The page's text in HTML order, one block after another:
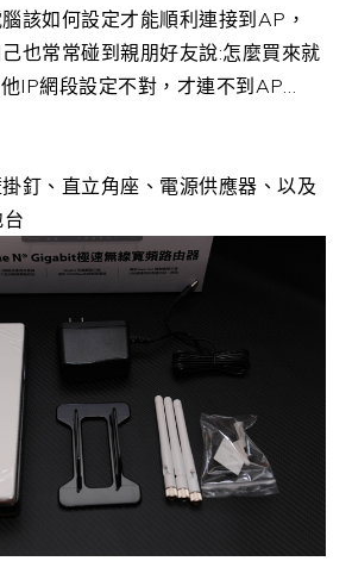
該如何設定才能順利連接到AP，
也常常碰到親朋好友說:怎麼買來就
IP網段設定不對，才連不到AP…
釘、直立角座、電源供應器、以及